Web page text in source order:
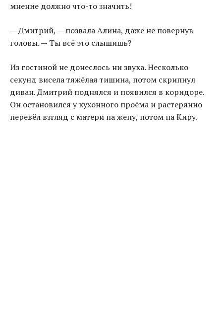
мнение должно что-то значить!
— Дмитрий, — позвала Алина, даже не повернув
головы. — Ты всё это слышишь?
Из гостиной не донеслось ни звука. Несколько
секунд висела тяжёлая тишина, потом скрипнул
диван. Дмитрий поднялся и появился в коридоре.
Он остановился у кухонного проёма и растерянно
перевёл взгляд с матери на жену, потом на Киру.